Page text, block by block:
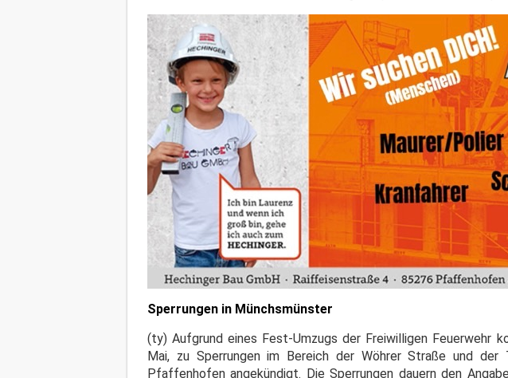
Sperrungen in Münchsmünster
(ty) Aufgrund eines Fest-Umzugs der Freiwilligen Feuerwehr
Mai, zu Sperrungen im Bereich der Wöhrer Straße und
Pfaffenhofen angekündigt. Die Sperrungen dauern den